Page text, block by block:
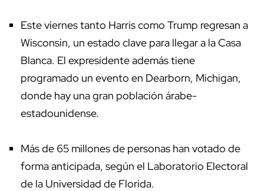
Este viernes tanto Harris como Trump regresan a
Wisconsin, un estado clave para llegar a la Casa
Blanca. El expresidente además tiene
programado un evento en Dearborn, Michigan,
donde hay una gran población árabe-
estadounidense.
Más de 65 millones de personas han votado de
forma anticipada, según el Laboratorio Electoral
de la Universidad de Florida.